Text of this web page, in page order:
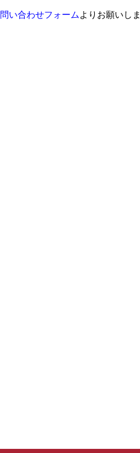
い合わせフォームよりお願いしま